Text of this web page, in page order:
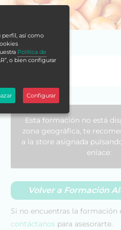
Esta formación no está
zona geográfica, te
a la store asignada
enlace:
Volver a Formación
Si no encuentras la formación
contáctanos para asesorarte.
perfil, así como
Política de
o bien configurar
Configurar